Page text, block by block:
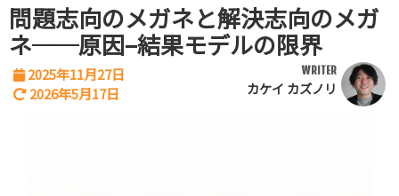
問題志向のメガネと解決志向のメガ
ネ──原因–結果モデルの限界
2025年11月27日
2026年5月17日
WRITER
カケイ カズノリ